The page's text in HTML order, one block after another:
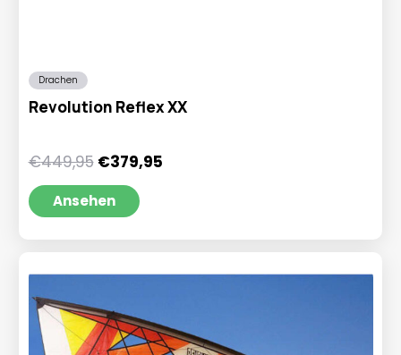
Drachen
Revolution Reflex XX
€449,95 Ursprünglicher
Preis
war:
€449,95
€379,95Aktueller
Ansehen